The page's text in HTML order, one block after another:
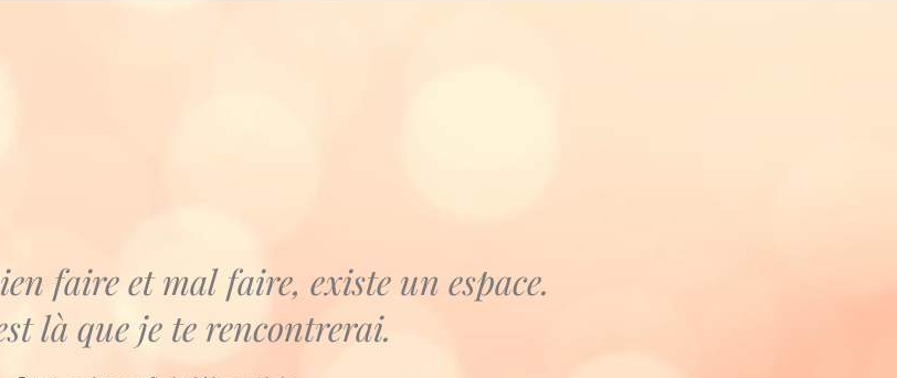
faire et mal faire, existe un espace.
là que je te rencontrerai.